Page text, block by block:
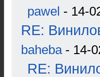
pawel - 14-
RE:
baheba- 14-
RE: